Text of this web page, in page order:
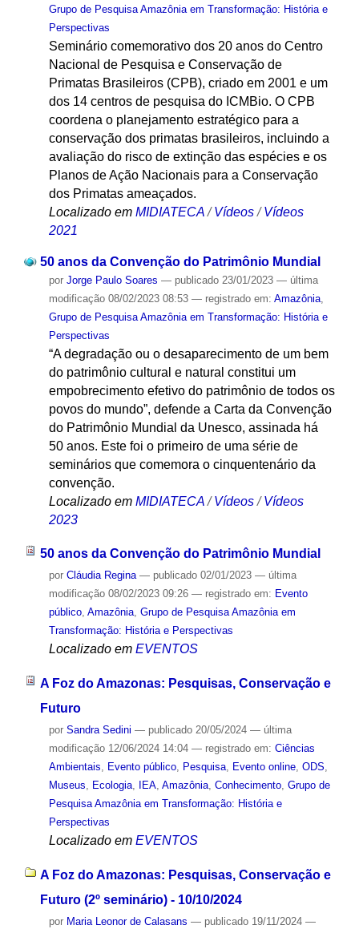
Grupo de Pesquisa Amazônia em Transformação: História e
Perspectivas
Seminário comemorativo dos 20 anos do Centro
Nacional de Pesquisa e Conservação de
Primatas Brasileiros (CPB), criado em 2001 e um
dos 14 centros de pesquisa do ICMBio. O CPB
coordena o planejamento estratégico para a
conservação dos primatas brasileiros, incluindo a
avaliação do risco de extinção das espécies e os
Planos de Ação Nacionais para a Conservação
dos Primatas ameaçados.
Localizado em MIDIATECA /Vídeos /Vídeos
2021
50 anos da Convenção do Patrimônio Mundial
por Jorge Paulo Soares — publicado23/01/2023 — última
modificação08/02/2023 08:53 — registrado em: Amazônia,
Grupo de Pesquisa Amazônia em Transformação: História e
Perspectivas
“A degradação ou o desaparecimento de um bem
do patrimônio cultural e natural constitui um
empobrecimento efetivo do patrimônio de todos os
povos do mundo”, defende a Carta da Convenção
do Patrimônio Mundial da Unesco, assinada há
50 anos. Este foi o primeiro de uma série de
seminários que comemora o cinquentenário da
convenção.
Localizado em MIDIATECA /Vídeos /Vídeos
2023
50 anos da Convenção do Patrimônio Mundial
por Cláudia Regina — publicado02/01/2023 — última
modificação08/02/2023 09:26 — registrado em: Evento
público, Amazônia, Grupo de Pesquisa Amazônia em
Transformação: História e Perspectivas
Localizado em EVENTOS
A Foz do Amazonas: Pesquisas, Conservação e
Futuro
por Sandra Sedini — publicado20/05/2024 — última
modificação12/06/2024 14:04 — registrado em: Ciências
Ambientais, Evento público, Pesquisa, Evento online, ODS,
Museus, Ecologia, IEA, Amazônia, Conhecimento, Grupo de
Pesquisa Amazônia em Transformação: História e
Perspectivas
Localizado em EVENTOS
A Foz do Amazonas: Pesquisas, Conservação e
Futuro (2º seminário) - 10/10/2024
por Maria Leonor de Calasans — publicado19/11/2024 —